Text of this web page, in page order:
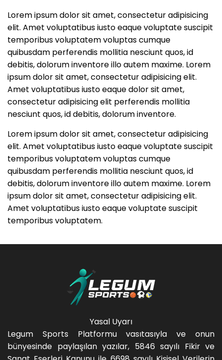
Lorem ipsum dolor sit amet, consectetur adipisicing
elit. Amet voluptatibus iusto eaque voluptate suscipit
temporibus voluptatem voluptas cumque
quibusdam perferendis mollitia nesciunt quos, id
debitis, dolorum inventore illo autem maxime. Lorem
ipsum dolor sit amet, consectetur adipisicing elit.
Amet voluptatibus iusto eaque dolor sit amet,
consectetur adipisicing elit perferendis mollitia
nesciunt quos, id debitis, dolorum inventore.
Lorem ipsum dolor sit amet, consectetur adipisicing
elit. Amet voluptatibus iusto eaque voluptate suscipit
temporibus voluptatem voluptas cumque
quibusdam perferendis mollitia nesciunt quos, id
debitis, dolorum inventore illo autem maxime. Lorem
ipsum dolor sit amet, consectetur adipisicing elit.
Amet voluptatibus iusto eaque voluptate suscipit
temporibus voluptatem.
Yasal Uyarı
Legum Sports Platformu vasıtasıyla ve onun
bünyesinde paylaşılan yazılar, 5846 sayılı Fikir ve